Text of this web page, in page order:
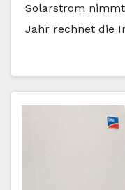
Solarstrom
Jahr rechnet die